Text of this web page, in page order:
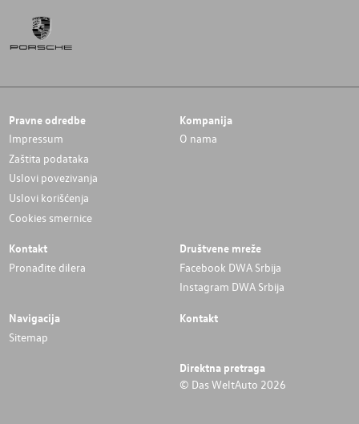
Pravne odredbe
Impressum
Zaštita podataka
Uslovi povezivanja
Uslovi korišćenja
Cookies smernice
Kompanija
O nama
Kontakt
Pronađite dilera
Društvene mreže
Facebook DWA Srbija
Instagram DWA Srbija
Navigacija
Sitemap
Kontakt
Direktna pretraga
© Das WeltAuto 2026